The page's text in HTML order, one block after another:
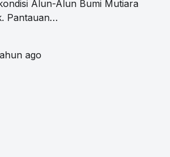
Alun-Alun Bumi Mutiara
Pantauan…
ago